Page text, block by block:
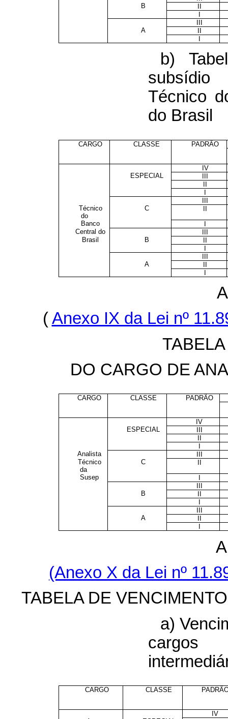
B
A
b)
Técnico
do Brasil
CARGO CLASSE PADRÃO
IV
ESPECIAL
III
II
I
III
Técnico
do
C
II
Banco
I
Central do
III
Brasil
B
II
I
III
A
II
I
(Anexo IX da Lei nº
DO CARGO DE
CARGO CLASSE PADRÃO
IV
ESPECIAL
Analista
Técnico
da
C
Susep
B
A
(Anexo X da Lei nº
TABELA DE
a)
CARGO CLASSE
IV